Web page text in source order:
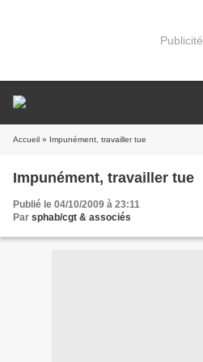
Publicité
Accueil » Impunément, travailler tue
Impunément, travailler tue
Publié le 04/10/2009 à 23:11
Par sphab/cgt & associés